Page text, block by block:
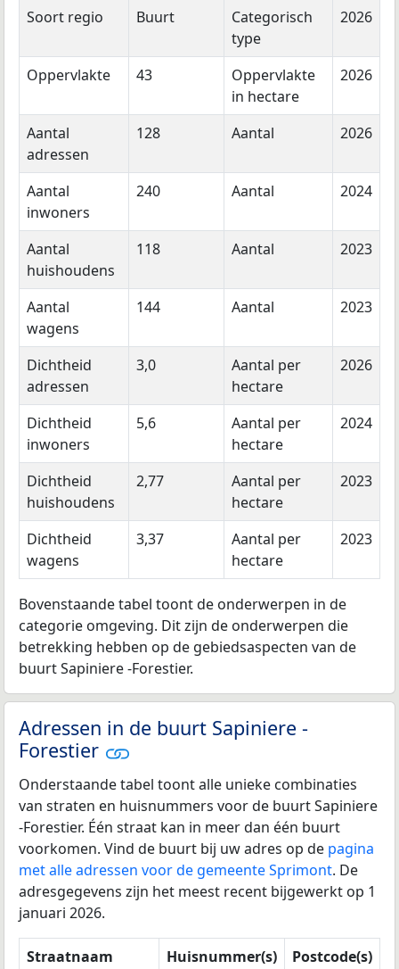
Soort regio Buurt
Categorisch
type
2026
Oppervlakte 43
Oppervlakte
in hectare
2026
Aantal
adressen
128 Aantal 2026
Aantal
inwoners
240 Aantal 2024
Aantal
huishoudens
118 Aantal 2023
Aantal
wagens
144 Aantal 2023
Dichtheid
adressen
3,0
Aantal per
hectare
2026
Dichtheid
inwoners
5,6
Aantal per
hectare
2024
Dichtheid
huishoudens
2,77
Aantal per
hectare
2023
Dichtheid
wagens
3,37
Aantal per
hectare
2023
Bovenstaande tabel toont de onderwerpen in de
categorie omgeving. Dit zijn de onderwerpen die
betrekking hebben op de gebiedsaspecten van de
buurt Sapiniere -Forestier.
Adressen in de buurt Sapiniere -
Forestier
Onderstaande tabel toont alle unieke combinaties
van straten en huisnummers voor de buurt Sapiniere
-Forestier. Één straat kan in meer dan één buurt
voorkomen. Vind de buurt bij uw adres op de pagina
met alle adressen voor de gemeente Sprimont. De
adresgegevens zijn het meest recent bijgewerkt op 1
januari 2026.
Straatnaam Huisnummer(s)
Postcode(s)